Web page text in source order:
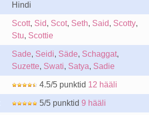
Hindi
Scott, Sid, Scot, Seth, Said, Scotty,
Stu, Scottie
Sade, Seidi, Säde, Schaggat,
Suzette, Swati, Satya, Sadie
4.5/5 punktid 12 hääli
5/5 punktid 9 hääli